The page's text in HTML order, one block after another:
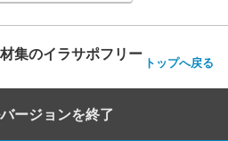
集のイラサポフリー トップへ戻る
ージョンを終了